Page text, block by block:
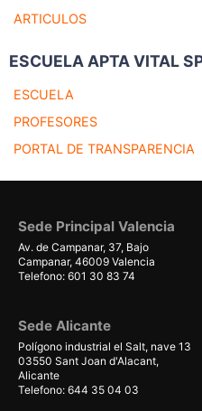
ARTICULOS
ESCUELA APTA VITAL
ESCUELA
PROFESORES
PORTAL DE TRANSPARENCIA
Sede Principal Valencia
Av. de Campanar, 37, Bajo
Campanar, 46009 Valencia
Telefono: 601 30 83 74
Sede Alicante
Polígono industrial el Salt, nave 13
03550 Sant Joan d'Alacant,
Alicante
Telefono: 644 35 04 03